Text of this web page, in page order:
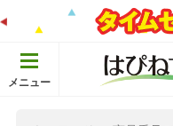
メニュー